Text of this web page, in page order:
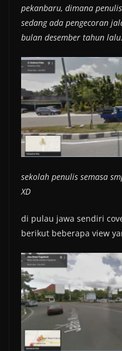
pekanbaru, dimana
sedang ada pengecoran
bulan desember tahun lalu.
sekolah penulis semasa
XD
di pulau jawa sendiri
berikut beberapa view